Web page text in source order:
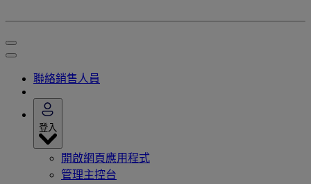
聯絡銷售人員
登入
開啟網頁應用程式
管理主控台